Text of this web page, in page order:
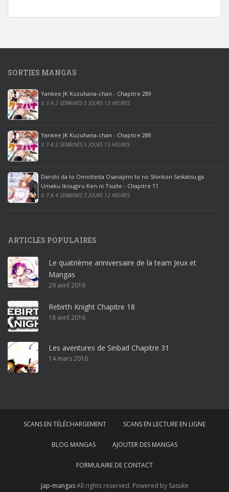
d
0
p
r
o
o
ff
i
c
e
2
0
1
r
o
ff
i
c
e
3
r
d
SORTIES MANGAS
Yankee JK Kuzuhana-chan - Chapitre 289
IL Y A 2 SEMAINES 5 JOURS 13 HEURES
Yankee JK Kuzuhana-chan - Chapitre 288
IL Y A 2 SEMAINES 5 JOURS 13 HEURES
Danshi da to Omotteita Osanajimi to no Shinkon Seikatsu ga
Umaku Ikisugiru Ken ni Tsuite - Chapitre 11
IL Y A 4 SEMAINES 3 JOURS 12 HEURES
ARTICLES POPULAIRES
Le quatrième anniversaire de la team Jeux et
Mangas
29 avril 2016
Rebirth Knight Chapitre 18
18 avril 2016
Les aventures de Sinbad Chapitre 31
14 mars 2016
SCANS EN TÉLÉCHARGEMENT SCANS EN LECTURE EN LIGNE
BLOG MANGAS AJOUTER DES MANGAS
FORMULAIRE DE CONTACT
Jap-mangasAll rights reserved. Powered by Sasuke